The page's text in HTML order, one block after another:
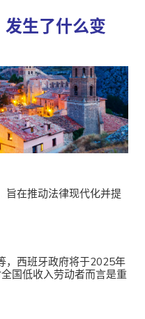
生了什么变
旨在推动法律现代化并提
，西班牙政府将于2025年
国低收入劳动者而言是重